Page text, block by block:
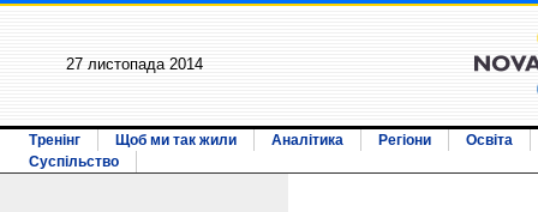
27 листопада 2014
Тренінг Щоб ми так жили Аналітика Регіони
Освіта
Суспільство